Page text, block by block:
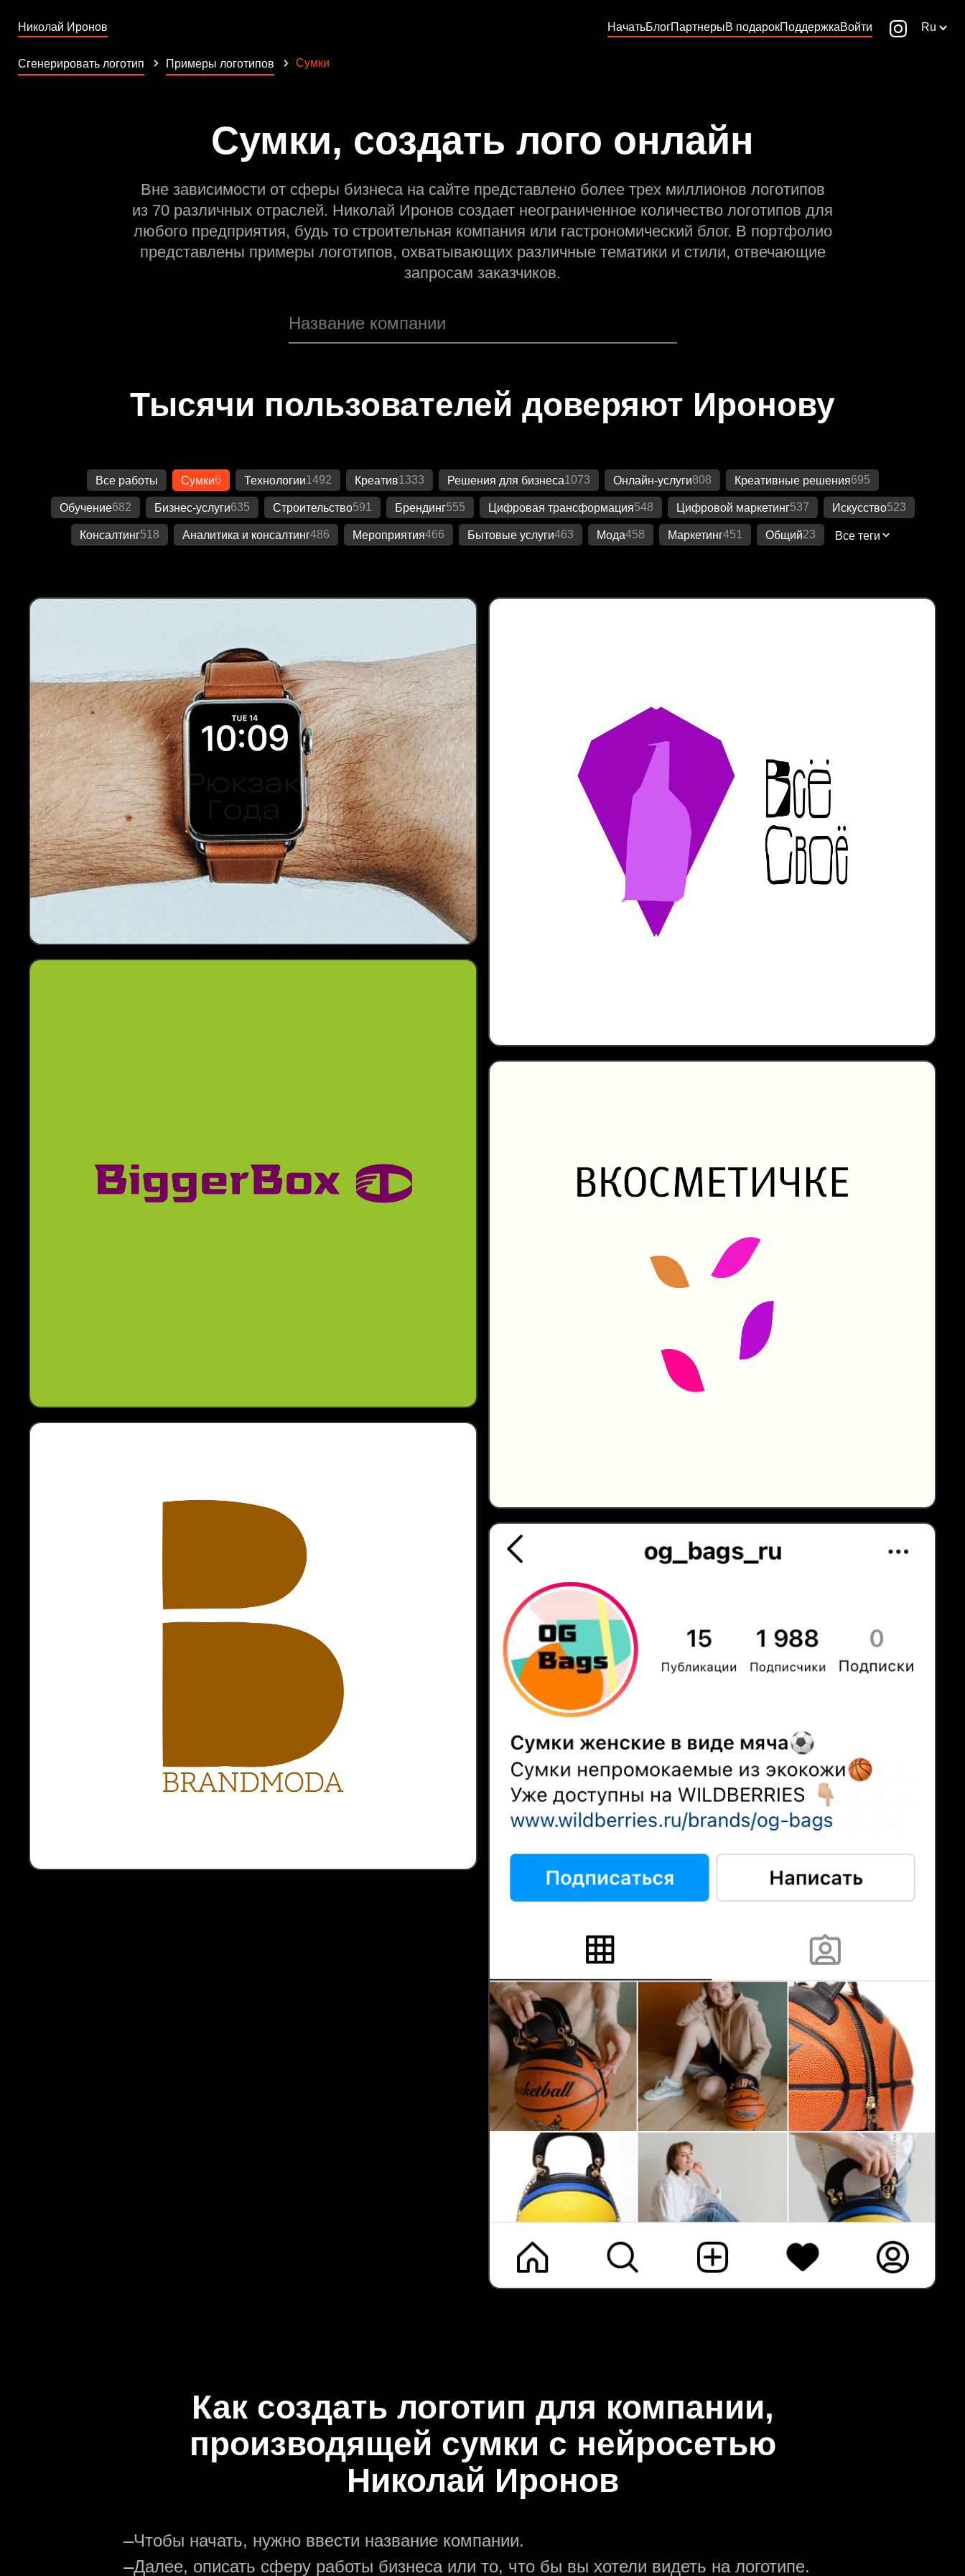
Николай Иронов НачатьБлогПартнерыВ подарокПоддержкаВойти Ru
Сгенерировать логотип Примеры логотипов Сумки
Сумки, создать лого онлайн
Вне зависимости от сферы бизнеса на сайте представлено более трех миллионов логотипов
из 70 различных отраслей. Николай Иронов создает неограниченное количество логотипов для
любого предприятия, будь то строительная компания или гастрономический блог. В портфолио
представлены примеры логотипов, охватывающих различные тематики и стили, отвечающие
запросам заказчиков.
Тысячи пользователей доверяют Иронову
Все работы Сумки6 Технологии1492 Креатив1333 Решения для бизнеса1073 Онлайн-услуги808 Креативные решения695
Обучение682 Бизнес-услуги635 Строительство591 Брендинг555 Цифровая трансформация548 Цифровой маркетинг537 Искусство523
Консалтинг518 Аналитика и консалтинг486 Мероприятия466 Бытовые услуги463 Мода458 Маркетинг451 Общий23 Все теги
Как создать логотип для компании,
производящей сумки с нейросетью
Николай Иронов
—Чтобы начать, нужно ввести название компании.
—Далее, описать сферу работы бизнеса или то, что бы вы хотели видеть на логотипе.